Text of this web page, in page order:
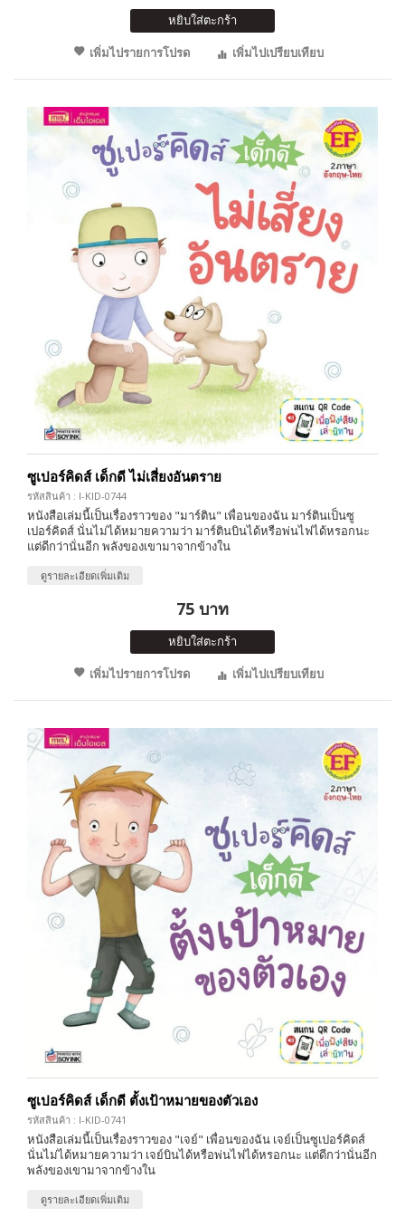
หยิบใส่ตะกร้า
เพิ่มไปรายการโปรด
เพิ่มไปเปรียบเทียบ
ซูเปอร์คิดส์ เด็กดี ไม่เสี่ยงอันตราย
รหัสสินค้า : I-KID-0744
หนังสือเล่มนี้เป็นเรื่องราวของ "มาร์ติน" เพื่อนของฉัน มาร์ตินเป็นซู
เปอร์คิดส์ นั่นไม่ได้หมายความว่า มาร์ตินบินได้หรือพ่นไฟได้หรอกนะ
แต่ดีกว่านั่นอีก พลังของเขามาจากข้างใน
ดูรายละเอียดเพิ่มเติม
75 บาท
หยิบใส่ตะกร้า
เพิ่มไปรายการโปรด
เพิ่มไปเปรียบเทียบ
ซูเปอร์คิดส์ เด็กดี ตั้งเป้าหมายของตัวเอง
รหัสสินค้า : I-KID-0741
หนังสือเล่มนี้เป็นเรื่องราวของ "เจย์" เพื่อนของฉัน เจย์เป็นซูเปอร์คิดส์
นั่นไม่ได้หมายความว่า เจย์บินได้หรือพ่นไฟได้หรอกนะ แต่ดีกว่านั่นอีก
พลังของเขามาจากข้างใน
ดูรายละเอียดเพิ่มเติม